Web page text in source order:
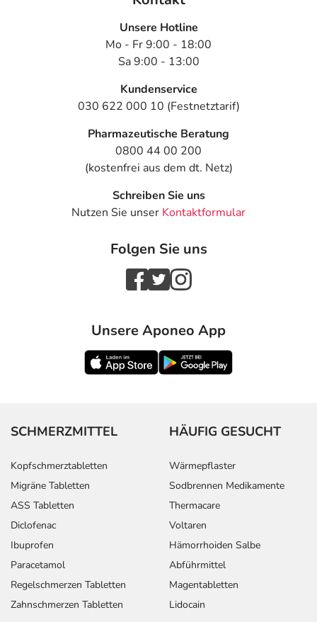
Unsere Hotline
Mo - Fr 9:00 - 18:00
Sa 9:00 - 13:00
Kundenservice
030 622 000 10 (Festnetztarif)
Pharmazeutische Beratung
0800 44 00 200
(kostenfrei aus dem dt. Netz)
Schreiben Sie uns
Nutzen Sie unser Kontaktformular
Folgen Sie uns
Unsere Aponeo App
SCHMERZMITTEL
Kopfschmerztabletten
Migräne Tabletten
ASS Tabletten
Diclofenac
Ibuprofen
Paracetamol
Regelschmerzen Tabletten
Zahnschmerzen Tabletten
HÄUFIG GESUCHT
Wärmepflaster
Sodbrennen Medikamente
Thermacare
Voltaren
Hämorrhoiden Salbe
Abführmittel
Magentabletten
Lidocain